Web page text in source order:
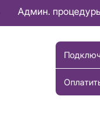
Админ.